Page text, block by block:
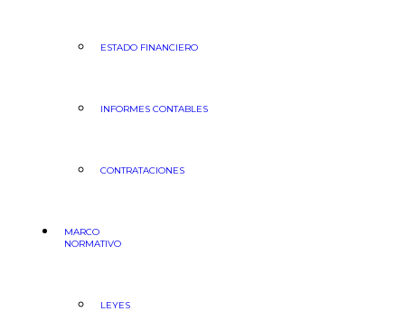
ESTADO FINANCIERO
INFORMES CONTABLES
CONTRATACIONES
MARCO
NORMATIVO
LEYES